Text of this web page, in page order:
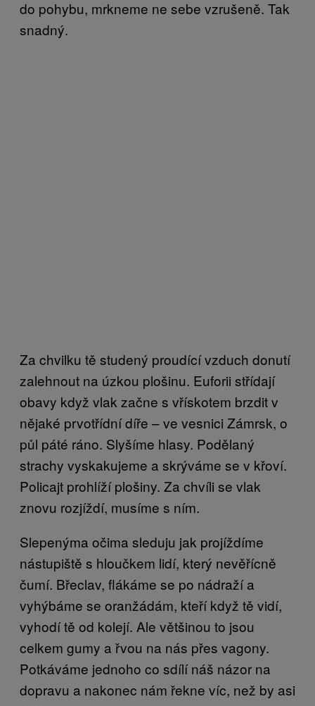
do pohybu, mrkneme ne sebe vzrušeně. Tak
snadný.
Za chvilku tě studený proudící vzduch donutí
zalehnout na úzkou plošinu. Euforii střídají
obavy když vlak začne s vřískotem brzdit v
nějaké prvotřídní díře – ve vesnici Zámrsk, o
půl páté ráno. Slyšíme hlasy. Podělaný
strachy vyskakujeme a skrýváme se v křoví.
Policajt prohlíží plošiny. Za chvíli se vlak
znovu rozjíždí, musíme s ním.
Slepenýma očima sleduju jak projíždíme
nástupiště s hloučkem lidí, který nevěřícně
čumí. Břeclav, flákáme se po nádraží a
vyhýbáme se oranžádám, kteří když tě vidí,
vyhodí tě od kolejí. Ale většinou to jsou
celkem gumy a řvou na nás přes vagony.
Potkáváme jednoho co sdílí náš názor na
dopravu a nakonec nám řekne víc, než by asi